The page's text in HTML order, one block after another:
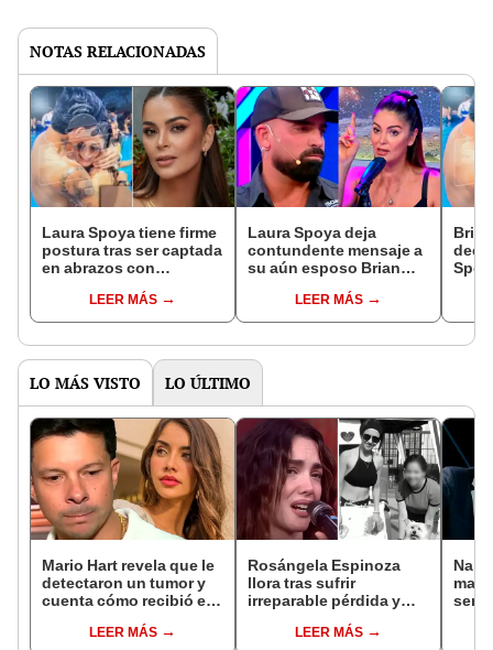
NOTAS RELACIONADAS
Laura Spoya tiene firme
postura tras ser captada
en abrazos con
"Mientras no llegue la
persona indicada..."
LEER MÁS
Laura Spoya deja
contundente mensaje a
su aún esposo Brian
desacreditarla como
madre: “Nunca voy a
LEER MÁS
"Eso
LO MÁS VISTO LO ÚLTIMO
Mario Hart revela que le
detectaron un tumor y
cuenta cómo recibió el
muy fuertes..."
LEER MÁS
Rosángela Espinoza
llora tras sufrir
irreparable pérdida y
mensaje: "Descansa en
LEER MÁS